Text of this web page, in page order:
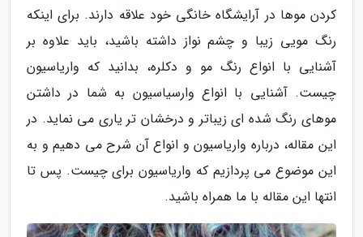
کردن موها در آرایشگاه خانگی خود علاقه دارند. برای اینکه
رنگ مویی زیبا و چشم نواز داشته باشید، باید علاوه بر
آشنایی با انواع رنگ مو و دکلره، بدانید که واریاسیون
چیست. آشنایی با انواع وارسیاسیون به شما در داشتن
موهای رنگ شده ای زیباتر و درخشان تر یاری می نماید. در
این مقاله، درباره واریاسیون و انواع آن شرح می دهیم و به
این موضوع می پردازیم که واریاسیون برای چیست. پس تا
انتها این مقاله با ما همراه باشید.